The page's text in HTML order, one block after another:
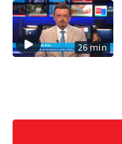
26 min